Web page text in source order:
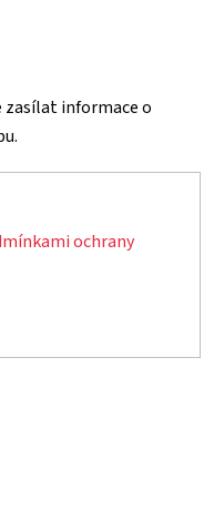
zasílat informace o
ochrany